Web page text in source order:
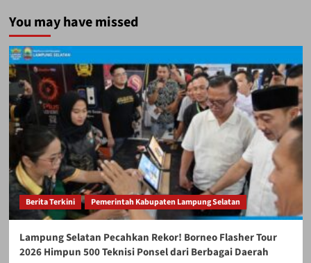
You may have missed
Berita Terkini Pemerintah Kabupaten Lampung Selatan
Lampung Selatan Pecahkan Rekor! Borneo Flasher Tour
2026 Himpun 500 Teknisi Ponsel dari Berbagai Daerah